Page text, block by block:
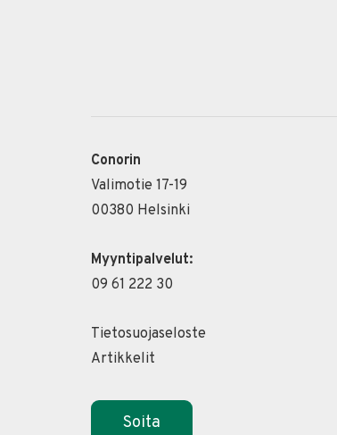
Conorin
Valimotie 17-19
00380 Helsinki
Myyntipalvelut:
09 61 222 30
Tietosuojaseloste
Artikkelit
Soita